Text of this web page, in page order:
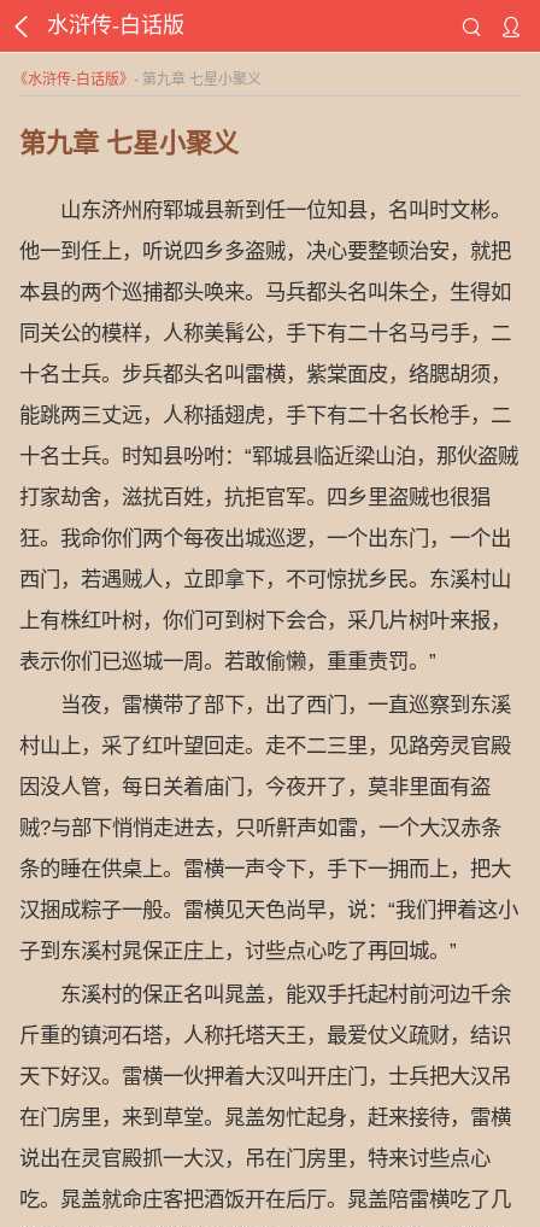
水浒传-白话版
《水浒传-白话版》 - 第九章 七星小聚义
第九章 七星小聚义
山东济州府郓城县新到任一位知县，名叫时文彬。
他一到任上，听说四乡多盗贼，决心要整顿治安，就把
本县的两个巡捕都头唤来。马兵都头名叫朱仝，生得如
同关公的模样，人称美髯公，手下有二十名马弓手，二
十名士兵。步兵都头名叫雷横，紫棠面皮，络腮胡须，
能跳两三丈远，人称插翅虎，手下有二十名长枪手，二
十名士兵。时知县吩咐：“郓城县临近梁山泊，那伙盗贼
打家劫舍，滋扰百姓，抗拒官军。四乡里盗贼也很猖
狂。我命你们两个每夜出城巡逻，一个出东门，一个出
西门，若遇贼人，立即拿下，不可惊扰乡民。东溪村山
上有株红叶树，你们可到树下会合，采几片树叶来报，
表示你们已巡城一周。若敢偷懒，重重责罚。”
当夜，雷横带了部下，出了西门，一直巡察到东溪
村山上，采了红叶望回走。走不二三里，见路旁灵官殿
因没人管，每日关着庙门，今夜开了，莫非里面有盗
贼?与部下悄悄走进去，只听鼾声如雷，一个大汉赤条
条的睡在供桌上。雷横一声令下，手下一拥而上，把大
汉捆成粽子一般。雷横见天色尚早，说：“我们押着这小
子到东溪村晁保正庄上，讨些点心吃了再回城。”
东溪村的保正名叫晁盖，能双手托起村前河边千余
斤重的镇河石塔，人称托塔天王，最爱仗义疏财，结识
天下好汉。雷横一伙押着大汉叫开庄门，士兵把大汉吊
在门房里，来到草堂。晁盖匆忙起身，赶来接待，雷横
说出在灵官殿抓一大汉，吊在门房里，特来讨些点心
吃。晁盖就命庄客把酒饭开在后厅。晁盖陪雷横吃了几